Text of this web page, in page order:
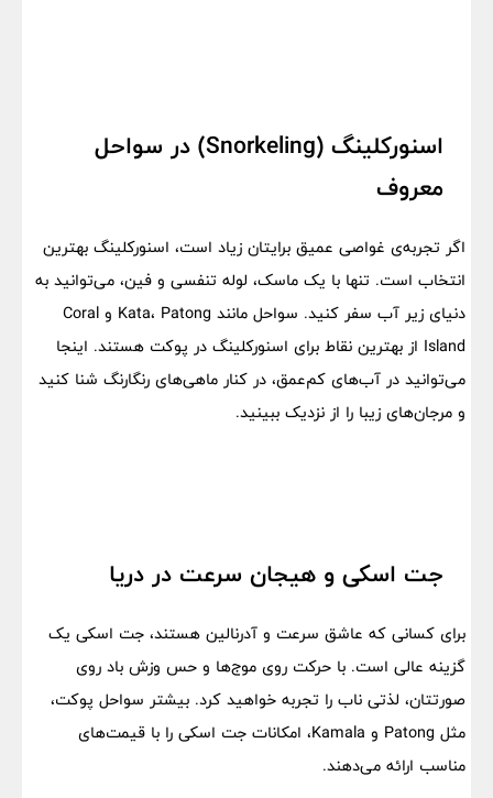
اسنورکلینگ (Snorkeling) در سواحل
معروف
اگر تجربه‌ی غواصی عمیق برایتان زیاد است، اسنورکلینگ بهترین
انتخاب است. تنها با یک ماسک، لوله تنفسی و فین، می‌توانید به
دنیای زیر آب سفر کنید. سواحل مانند Kata، Patong و Coral
Island از بهترین نقاط برای اسنورکلینگ در پوکت هستند. اینجا
می‌توانید در آب‌های کم‌عمق، در کنار ماهی‌های رنگارنگ شنا کنید
و مرجان‌های زیبا را از نزدیک ببینید.
جت اسکی و هیجان سرعت در دریا
برای کسانی که عاشق سرعت و آدرنالین هستند، جت اسکی یک
گزینه عالی است. با حرکت روی موج‌ها و حس وزش باد روی
صورتتان، لذتی ناب را تجربه خواهید کرد. بیشتر سواحل پوکت،
مثل Patong و Kamala، امکانات جت اسکی را با قیمت‌های
مناسب ارائه می‌دهند.